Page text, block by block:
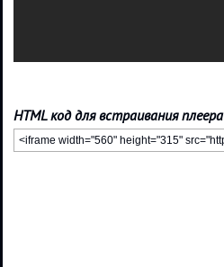
HTML код для встраивания